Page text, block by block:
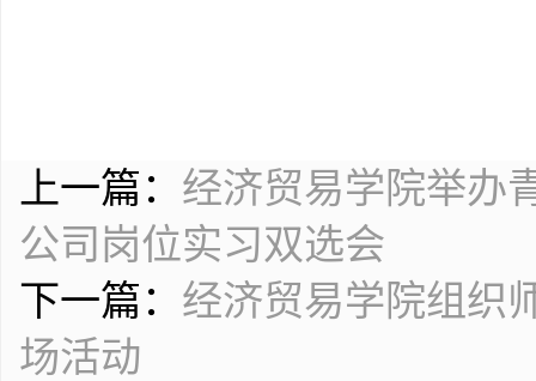
上一篇： 经济贸易学院举办
公司岗位实习双选会
下一篇： 经济贸易学院组织
场活动